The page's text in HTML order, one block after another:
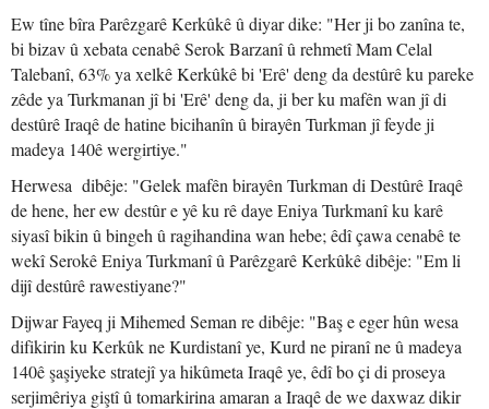
Ew tîne bîra Parêzgarê Kerkûkê û diyar dike: "Her ji bo zanîna te,
bi bizav û xebata cenabê Serok Barzanî û rehmetî Mam Celal
Talebanî, 63% ya xelkê Kerkûkê bi 'Erê' deng da destûrê ku pareke
zêde ya Turkmanan jî bi 'Erê' deng da, ji ber ku mafên wan jî di
destûrê Iraqê de hatine bicihanîn û birayên Turkman jî feyde ji
madeya 140ê wergirtiye."
Herwesa dibêje: "Gelek mafên birayên Turkman di Destûrê Iraqê
de hene, her ew destûr e yê ku rê daye Eniya Turkmanî ku karê
siyasî bikin û bingeh û ragihandina wan hebe; êdî çawa cenabê te
wekî Serokê Eniya Turkmanî û Parêzgarê Kerkûkê dibêje: "Em li
dijî destûrê rawestiyane?"
Dijwar Fayeq ji Mihemed Seman re dibêje: "Baş e eger hûn wesa
difikirin ku Kerkûk ne Kurdistanî ye, Kurd ne piranî ne û madeya
140ê şaşiyeke stratejî ya hikûmeta Iraqê ye, êdî bo çi di proseya
serjimêriya giştî û tomarkirina amaran a Iraqê de we daxwaz dikir